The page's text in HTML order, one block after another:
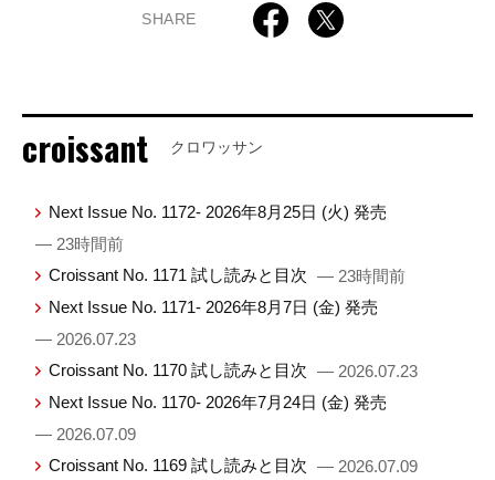
SHARE
croissant クロワッサン
Next Issue No. 1172- 2026年8月25日 (火) 発売
— 23時間前
Croissant No. 1171 試し読みと目次 — 23時間前
Next Issue No. 1171- 2026年8月7日 (金) 発売
— 2026.07.23
Croissant No. 1170 試し読みと目次 — 2026.07.23
Next Issue No. 1170- 2026年7月24日 (金) 発売
— 2026.07.09
Croissant No. 1169 試し読みと目次 — 2026.07.09